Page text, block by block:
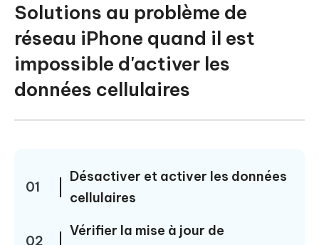
Solutions au problème de
réseau iPhone quand il est
impossible d'activer les
données cellulaires
01
Désactiver et activer les données
cellulaires
02
Vérifier la mise à jour de